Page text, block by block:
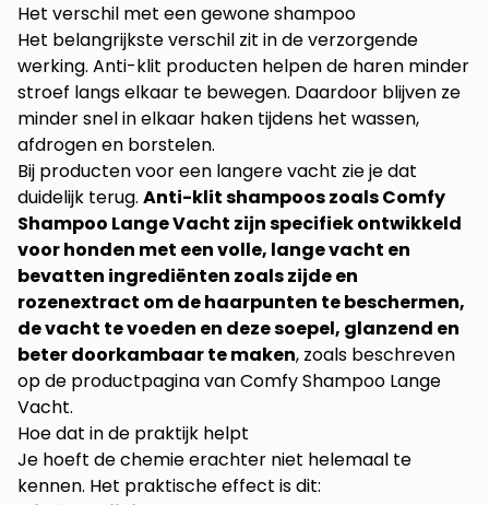
Het verschil met een gewone shampoo
Het belangrijkste verschil zit in de verzorgende
werking. Anti-klit producten helpen de haren minder
stroef langs elkaar te bewegen. Daardoor blijven ze
minder snel in elkaar haken tijdens het wassen,
afdrogen en borstelen.
Bij producten voor een langere vacht zie je dat
duidelijk terug. Anti-klit shampoos zoals Comfy
Shampoo Lange Vacht zijn specifiek ontwikkeld
voor honden met een volle, lange vacht en
bevatten ingrediënten zoals zijde en
rozenextract om de haarpunten te beschermen,
de vacht te voeden en deze soepel, glanzend en
beter doorkambaar te maken, zoals beschreven
op de productpagina vanComfy Shampoo Lange
Vacht.
Hoe dat in de praktijk helpt
Je hoeft de chemie erachter niet helemaal te
kennen. Het praktische effect is dit: